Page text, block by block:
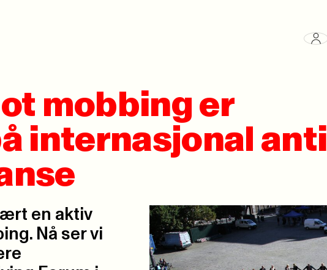
mobbing er
internasjonal anti
en aktiv
Nå ser vi